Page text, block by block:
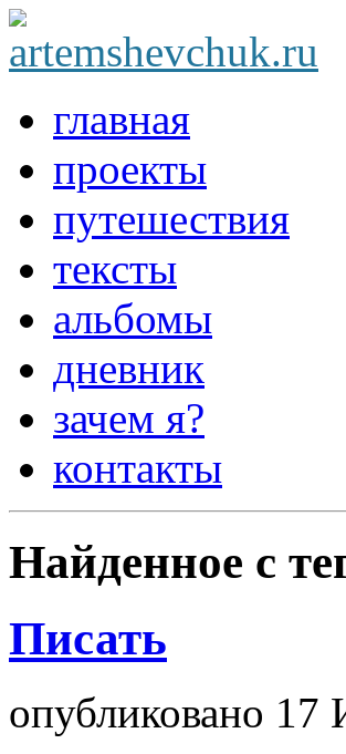
главная
проекты
путешествия
тексты
альбомы
дневник
зачем я?
контакты
Найденное с
Писать
опубликовано 17